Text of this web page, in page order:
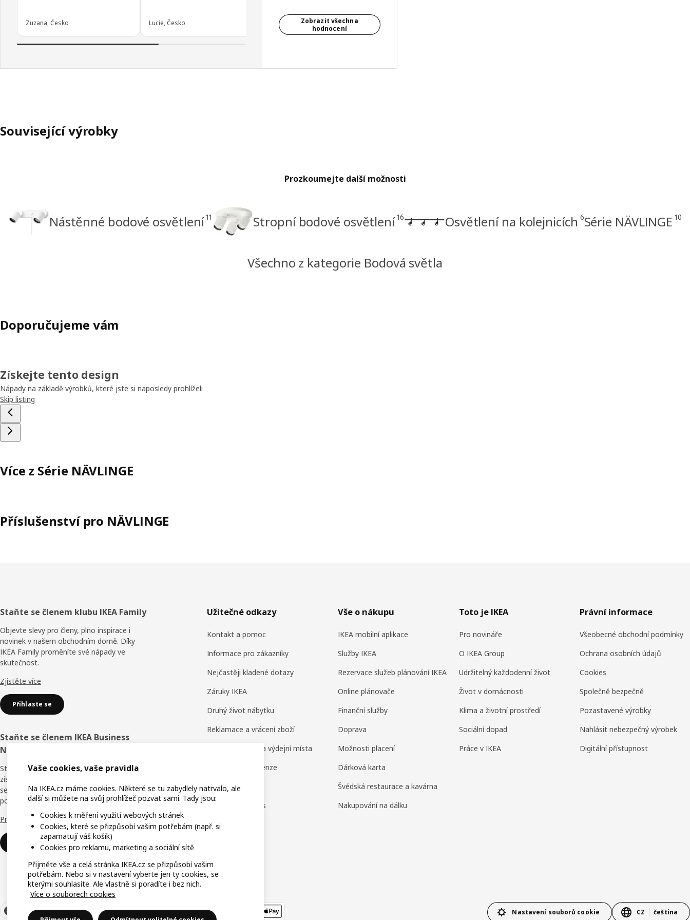
Zuzana, Česko Lucie, Česko Daniela, ČeskoZobrazit všechna
hodnocení
Související výrobky
Prozkoumejte další možnosti
Nástěnné bodové osvětlení 11 Stropní bodové osvětlení 16 Osvětlení na kolejnicích 6Série NÄVLINGE 10
Všechno z kategorie Bodová světla
Doporučujeme vám
Získejte tento design
Nápady na základě výrobků, které jste si naposledy prohlíželi
Skip listing
Více z Série NÄVLINGE
Příslušenství pro NÄVLINGE
Zápatí
Staňte se členem klubu IKEA Family
Objevte slevy pro členy, plno inspirace i
novinek v našem obchodním domě. Díky
IKEA Family proměníte své nápady ve
skutečnost.
Zjistěte více
Přihlaste se
Staňte se členem IKEA Business
Network
Staňte se členem věrnostního programu a
získejte slevy, online školení i výhody pro
sebe i své zaměstnance. Kdo říká, že v
podnikání není nic zadarmo?
Proč právě IKEA Business Network?
Přihlaste se
Užitečné odkazy
Kontakt a pomoc
Informace pro zákazníky
Nejčastěji kladené dotazy
Záruky IKEA
Druhý život nábytku
Reklamace a vrácení zboží
Obchodní domy a výdejní místa
Hodnocení a recenze
IKEA Family
IKEA for Business
Vše o nákupu
IKEA mobilní aplikace
Služby IKEA
Rezervace služeb plánování IKEA
Online plánovače
Finanční služby
Doprava
Možnosti placení
Dárková karta
Švédská restaurace a kavárna
Nakupování na dálku
Toto je IKEA
Pro novináře
O IKEA Group
Udržitelný každodenní život
Život v domácnosti
Klima a životní prostředí
Sociální dopad
Práce v IKEA
Právní informace
Všeobecné obchodní podmínky
Ochrana osobních údajů
Cookies
Společně bezpečně
Pozastavené výrobky
Nahlásit nebezpečný výrobek
Digitální přístupnost
Nastavení souborů cookie CZ čeština
Vaše cookies, vaše pravidla
Na IKEA.cz máme cookies. Některé se tu zabydlely natrvalo, ale
další si můžete na svůj prohlížeč pozvat sami. Tady jsou:
Cookies k měření využití webových stránek
Cookies, které se přizpůsobí vašim potřebám (např. si
zapamatují váš košík)
Cookies pro reklamu, marketing a sociální sítě
Přijměte vše a celá stránka IKEA.cz se přizpůsobí vašim
potřebám. Nebo si v nastavení vyberte jen ty cookies, se
kterými souhlasíte. Ale vlastně si poradíte i bez nich.
Více o souborech cookies